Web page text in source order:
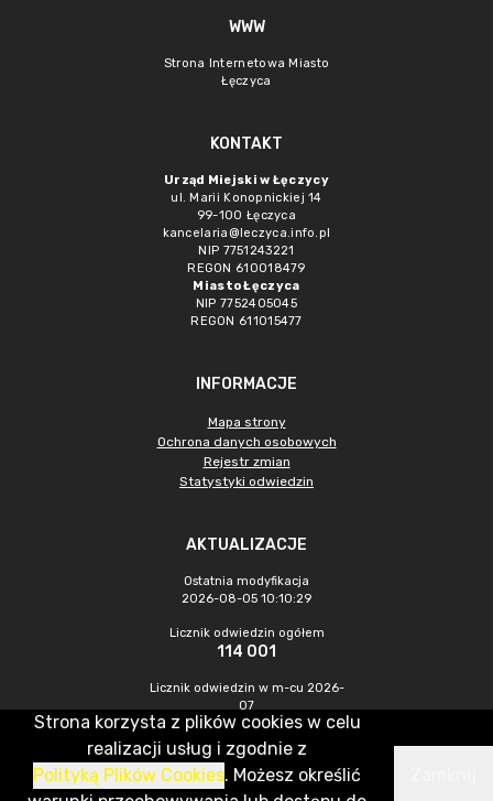
WWW
Strona Internetowa Miasto
Łęczyca
KONTAKT
Urząd Miejski w Łęczycy
ul. Marii Konopnickiej 14
99-100 Łęczyca
kancelaria@leczyca.info.pl
NIP 7751243221
REGON 610018479
Miasto Łęczyca
NIP 7752405045
REGON 611015477
INFORMACJE
Mapa strony
Ochrona danych osobowych
Rejestr zmian
Statystyki odwiedzin
AKTUALIZACJE
Ostatnia modyfikacja
2026-08-05 10:10:29
Licznik odwiedzin ogółem
114 001
Licznik odwiedzin w m-cu 2026-
07
520
CMS & Hosting: Nefeni Sp. z o.o.
Strona korzysta z plików cookies w celu
realizacji usług i zgodnie z
Polityką Plików Cookies. Możesz określić